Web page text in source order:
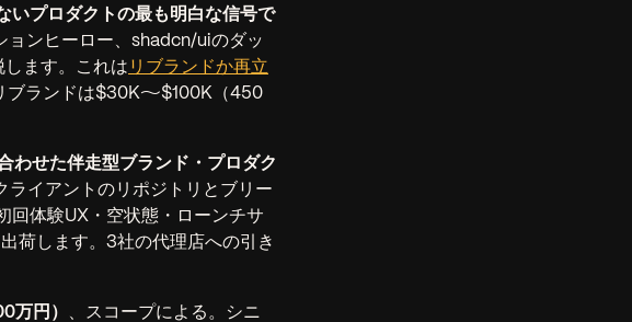
いプロダクトの最も明白な信号で
ョンヒーロー、shadcn/uiのダッ
ます。これは リブランドか再立
ブランドは$30K〜$100K（450
わせた伴走型ブランド・プロダク
イアントのリポジトリとブリー
回体験UX・空状態・ローンチサ
荷します。3社の代理店への引き
万円）
、スコープによる。シニ